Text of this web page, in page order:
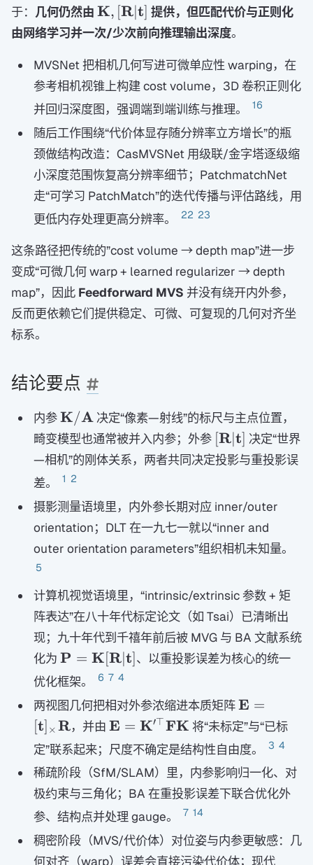
于： 几何仍然由 \mathbf
K,
R|\mathbf
t]
K, [R∣t] 提供，但匹配代价与正则化
由网络学习并一次/少次前向推理输出深度。
MVSNet 把相机几何写进可微单应性 warping，在
参考相机视锥上构建 cost volume，3D 卷积正则化
并回归深度图，强调端到端训练与推理。
16
随后工作围绕“代价体显存随分辨率立方增长”的瓶
颈做结构改造：CasMVSNet 用级联/金字塔逐级缩
小深度范围恢复高分辨率细节；PatchmatchNet
走“可学习 PatchMatch”的迭代传播与评估路线，用
更低内存处理更高分辨率。
22 23
这条路径把传统的”cost volume → depth map”进一步
变成“可微几何 warp + learned regularizer → depth
map”，因此 Feedforward MVS 并没有绕开内外参，
反而更依赖它们提供稳定、可微、可复现的几何对齐坐
标系。
结论要点
内参\mathbf
K/\mathbf
A
K/A 决定“像素—射线”的标尺与主点位置，
畸变模型也通常被并入内参；外参 [\mathbf
R|\mathbf
R t 决定“世界
—相机”的刚体关系，两者共同决定投影与重投影误
差。
1 2
摄影测量语境里，内外参长期对应 inner/outer
orientation；DLT 在一九七一就以“inner and
outer orientation parameters”组织相机未知量。
5
计算机视觉语境里，“intrinsic/extrinsic 参数 + 矩
阵表达”在八十年代标定论文（如 Tsai）已清晰出
现；九十年代到千禧年前后被 MVG 与 BA 文献系统
化为 \mathbf
P=\mathbf
K[\mathbf
R|\mathbf
t]
P = K[R∣t]、以重投影误差为核心的统一
优化框架。
6 7 4
两视图几何把相对外参浓缩进本质矩阵\mathbf
[\mathbf
R
E =
[t] × R，并由 \mathbf
E=\mathbf
K'^{\top}\mathbf
F\mathbf K
E = K′⊤FK 将“未标定”与“已标
定”联系起来；尺度不确定是结构性自由度。
3 4
稀疏阶段（SfM/SLAM）里，内参影响归一化、对
极约束与三角化；BA 在重投影误差下联合优化外
参、结构点并处理 gauge。
7 14
稠密阶段（MVS/代价体）对位姿与内参更敏感：几
何对齐（warp）误差会直接污染代价体；现代